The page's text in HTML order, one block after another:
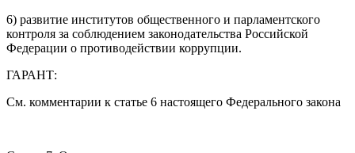
6) развитие институтов общественного и парламентского
контроля за соблюдением законодательства Российской
Федерации о противодействии коррупции.
ГАРАНТ:
См. комментарии к статье 6 настоящего Федерального закона